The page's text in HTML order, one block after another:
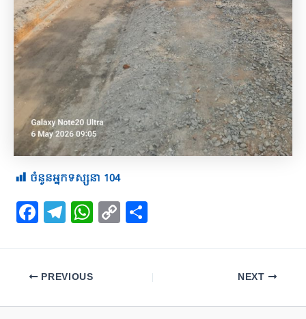
ចំនួនអ្នកទស្សនា 104
F
a
c
e
b
T
el
e
gr
a
W
h
at
A
C
o
p
Li
ar
e
PREVIOUS NEXT